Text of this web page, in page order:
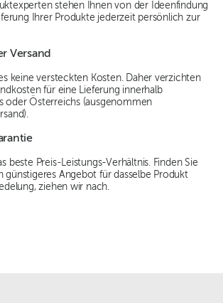
stehen Ihnen von der Ideenfindung
Ihrer Produkte jederzeit persönlich zur
Versand
keine versteckten Kosten. Daher verzichten
für eine Lieferung innerhalb
oder Österreichs (ausgenommen
beste Preis-Leistungs-Verhältnis. Finden Sie
günstigeres Angebot für dasselbe Produkt
ziehen wir nach.